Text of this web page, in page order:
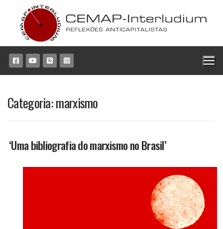
conteúdo
Categoria:marxismo
‘Uma bibliografia do marxismo no Brasil’